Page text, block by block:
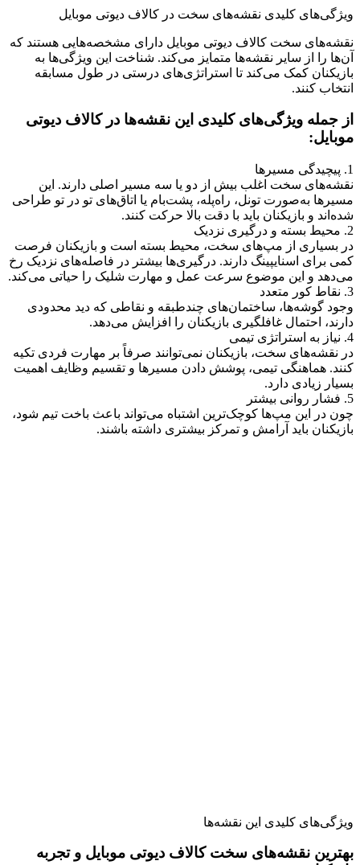
ویژگی‌های کلیدی نقشه‌های سخت در کالاف دیوتی موبایل
نقشه‌های سخت کالاف دیوتی موبایل دارای مشخصه‌هایی هستند که
آن‌ها را از سایر نقشه‌ها متمایز می‌کند. شناخت این ویژگی‌ها به
بازیکنان کمک می‌کند تا استراتژی‌های درستی در طول مسابقه
انتخاب کنند.
از جمله ویژگی‌های کلیدی این نقشه‌ها در کالاف دیوتی
موبایل:
1. پیچیدگی مسیرها
نقشه‌های سخت اغلب بیش از دو یا سه مسیر اصلی دارند. این
مسیرها به‌صورت تونل، راه‌پله، پشت‌بام یا اتاق‌های تو در تو طراحی
شده‌اند و بازیکنان باید با دقت بالا حرکت کنند.
2. محیط بسته و درگیری نزدیک
در بسیاری از مپ‌های سخت، محیط بسته است و بازیکنان فرصت
کمی برای اسنایپینگ دارند. درگیری‌ها بیشتر در فاصله‌های نزدیک رخ
می‌دهد و این موضوع سرعت عمل و مهارت شلیک را حیاتی می‌کند.
3. نقاط کور متعدد
وجود گوشه‌ها، ساختمان‌های چندطبقه و نقاطی که دید محدودی
دارند، احتمال غافلگیری بازیکنان را افزایش می‌دهد.
4. نیاز به استراتژی تیمی
در نقشه‌های سخت، بازیکنان نمی‌توانند صرفاً بر مهارت فردی تکیه
کنند. هماهنگی تیمی، پوشش دادن مسیرها و تقسیم وظایف اهمیت
بسیار زیادی دارد.
5. فشار روانی بیشتر
چون در این مپ‌ها کوچک‌ترین اشتباه می‌تواند باعث باخت تیم شود،
بازیکنان باید آرامش و تمرکز بیشتری داشته باشند.
ویژگی‌های کلیدی این نقشه‌ها
بهترین نقشه‌های سخت کالاف دیوتی موبایل و تجربه